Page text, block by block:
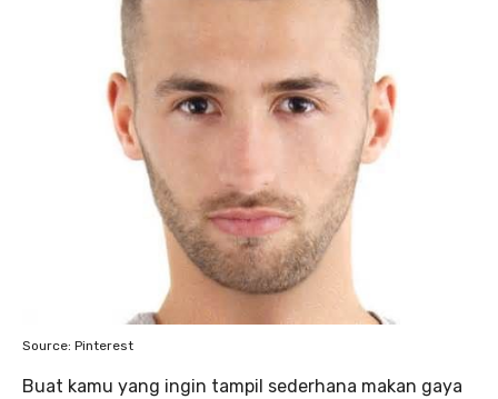
Source: Pinterest
Buat kamu yang ingin tampil sederhana makan gaya